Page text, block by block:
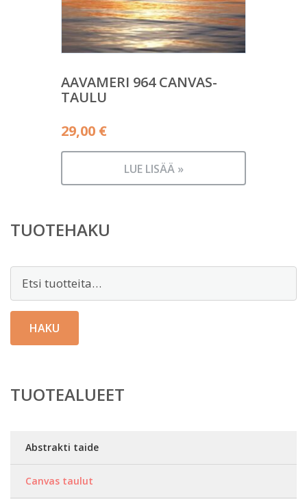
AAVAMERI 964 CANVAS-
TAULU
29,00 €
LUE LISÄÄ »
TUOTEHAKU
Etsi:
HAKU
TUOTEALUEET
Abstrakti taide
Canvas taulut